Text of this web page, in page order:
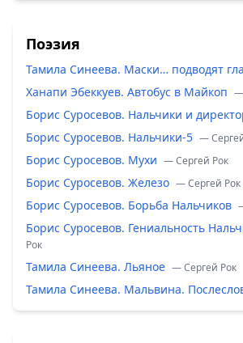
Поэзия
Тамила Синеева. Маски… подводят
Ханапи Эбеккуев. Автобус в Майкоп —
Борис Суросевов. Нальчики и
Борис Суросевов. Нальчики-5 —
Борис Суросевов. Мухи — Сергей Рок
Борис Суросевов. Железо — Сергей Рок
Борис Суросевов. Борьба Нальчиков
Борис Суросевов. Гениальность
Рок
Тамила Синеева. Льяное — Сергей Рок
Тамила Синеева. Мальвина.